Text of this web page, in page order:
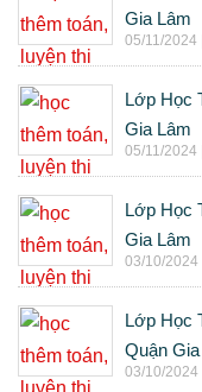
Gia Lâm
05/11/2024
Lớp Học
Gia Lâm
05/11/2024
Lớp Học
Gia Lâm
03/10/2024
Lớp Học
Quận
03/10/2024